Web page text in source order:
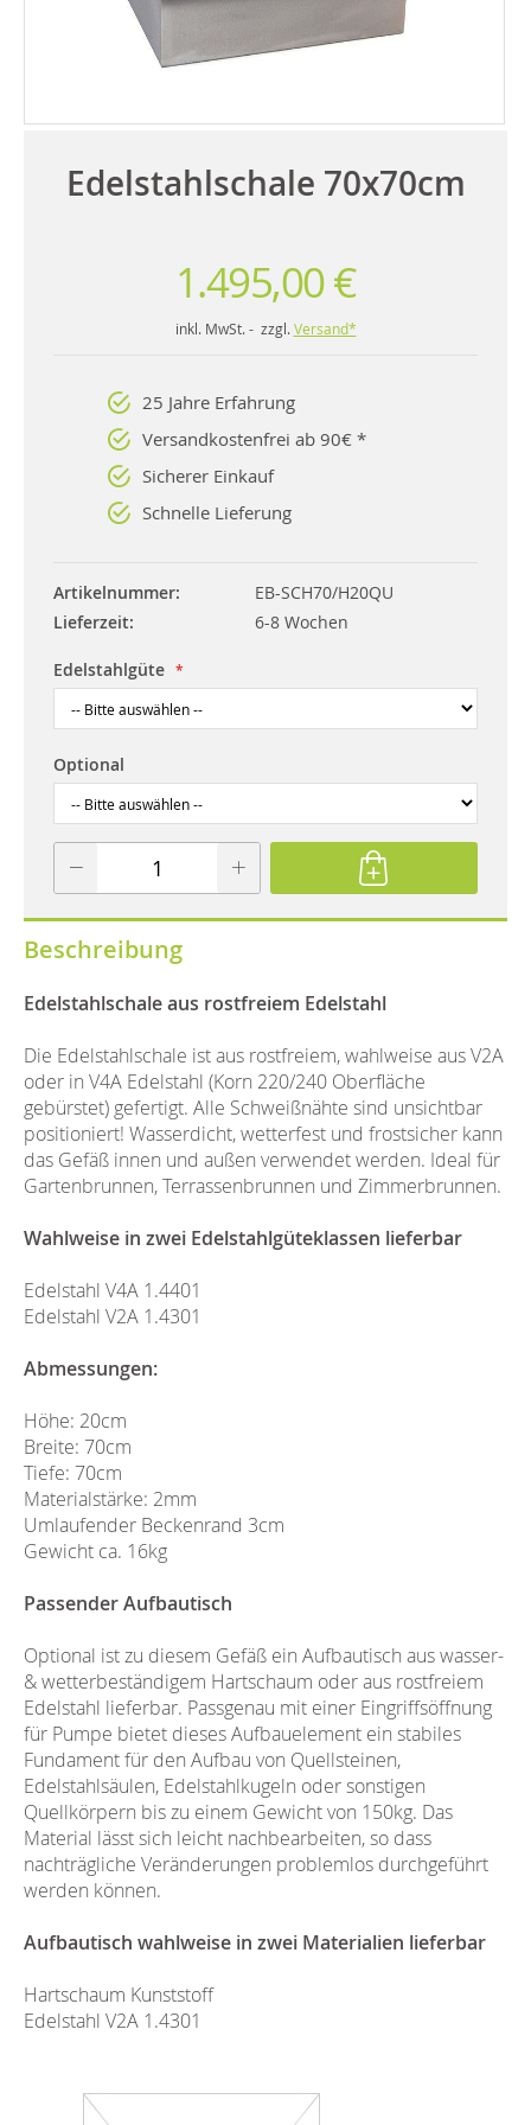
Edelstahlschale 70x70cm
1.495,00 €
inkl. MwSt. - zzgl. Versand*
25 Jahre Erfahrung
Versandkostenfrei ab 90€ *
Sicherer Einkauf
Schnelle Lieferung
Artikelnummer
EB-SCH70/H20QU
Lieferzeit
6-8 Wochen
Edelstahlgüte
Optional
Beschreibung
Edelstahlschale aus rostfreiem Edelstahl
Die Edelstahlschale ist aus rostfreiem, wahlweise aus V2A
oder in V4A Edelstahl (Korn 220/240 Oberfläche
gebürstet) gefertigt. Alle Schweißnähte sind unsichtbar
positioniert! Wasserdicht, wetterfest und frostsicher kann
das Gefäß innen und außen verwendet werden. Ideal für
Gartenbrunnen, Terrassenbrunnen und Zimmerbrunnen.
Wahlweise in zwei Edelstahlgüteklassen lieferbar
Edelstahl V4A 1.4401
Edelstahl V2A 1.4301
Abmessungen:
Höhe: 20cm
Breite: 70cm
Tiefe: 70cm
Materialstärke: 2mm
Umlaufender Beckenrand 3cm
Gewicht ca. 16kg
Passender Aufbautisch
Optional ist zu diesem Gefäß ein Aufbautisch aus wasser-
& wetterbeständigem Hartschaum oder aus rostfreiem
Edelstahl lieferbar. Passgenau mit einer Eingriffsöffnung
für Pumpe bietet dieses Aufbauelement ein stabiles
Fundament für den Aufbau von Quellsteinen,
Edelstahlsäulen, Edelstahlkugeln oder sonstigen
Quellkörpern bis zu einem Gewicht von 150kg. Das
Material lässt sich leicht nachbearbeiten, so dass
nachträgliche Veränderungen problemlos durchgeführt
werden können.
Aufbautisch wahlweise in zwei Materialien lieferbar
Hartschaum Kunststoff
Edelstahl V2A 1.4301